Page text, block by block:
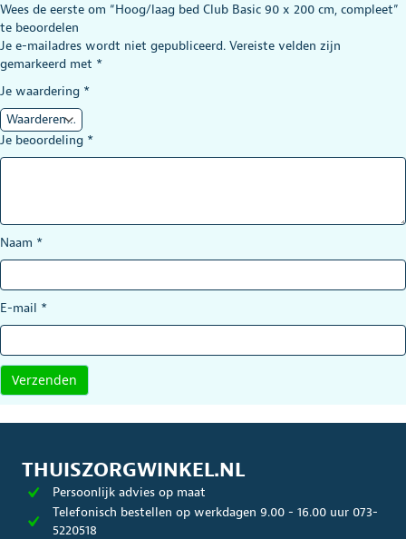
Wees de eerste om “Hoog/laag bed Club Basic 90 x 200 cm, compleet”
te beoordelen
Je e-mailadres wordt niet gepubliceerd. Vereiste velden zijn
gemarkeerd met *
Je waardering *
Je beoordeling *
Naam *
E-mail *
THUISZORGWINKEL.NL
Persoonlijk advies op maat
Telefonisch bestellen op werkdagen 9.00 - 16.00 uur 073-
5220518